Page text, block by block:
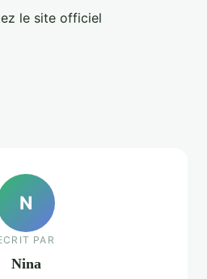
le site officiel
N
PAR
Nina